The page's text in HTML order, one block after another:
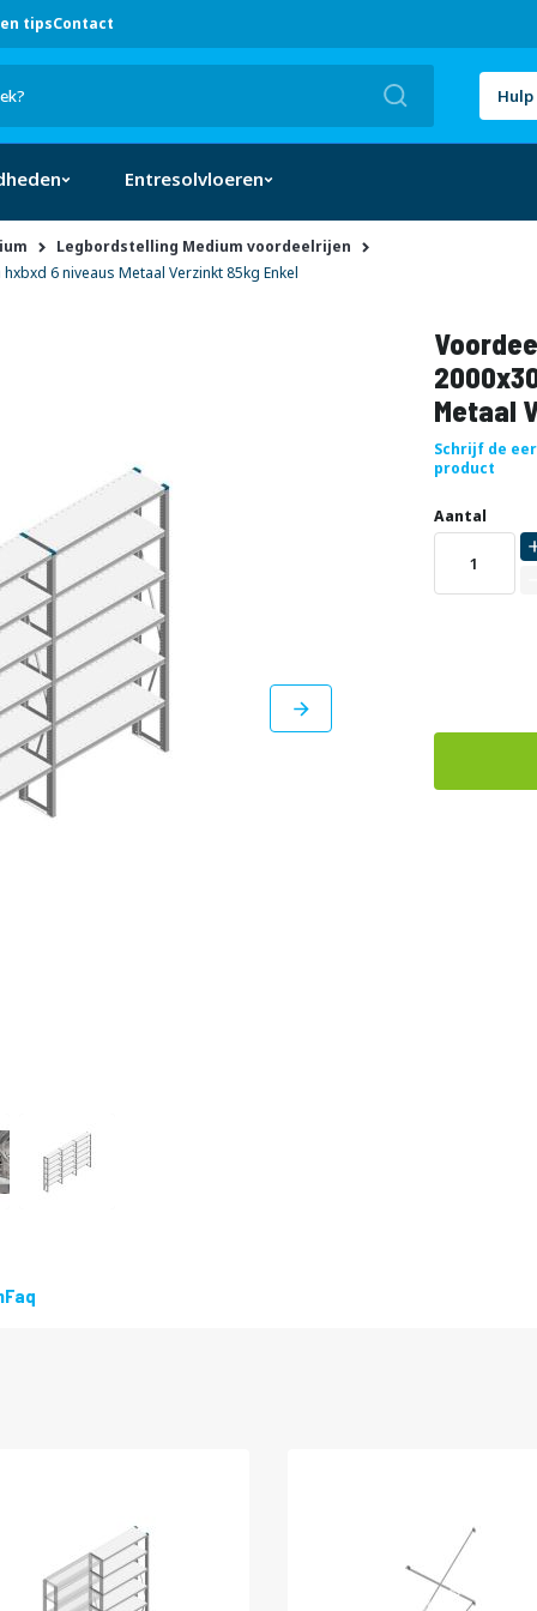
tipsContact
Hulp
Entresolvloeren
Legbordstelling Medium voordeelrijen
6 niveaus Metaal Verzinkt 85kg Enkel
Metaal
Schrijf de
product
Uw
aanpassing
DIRECT
LEVERBAAR
Aantal
Faq